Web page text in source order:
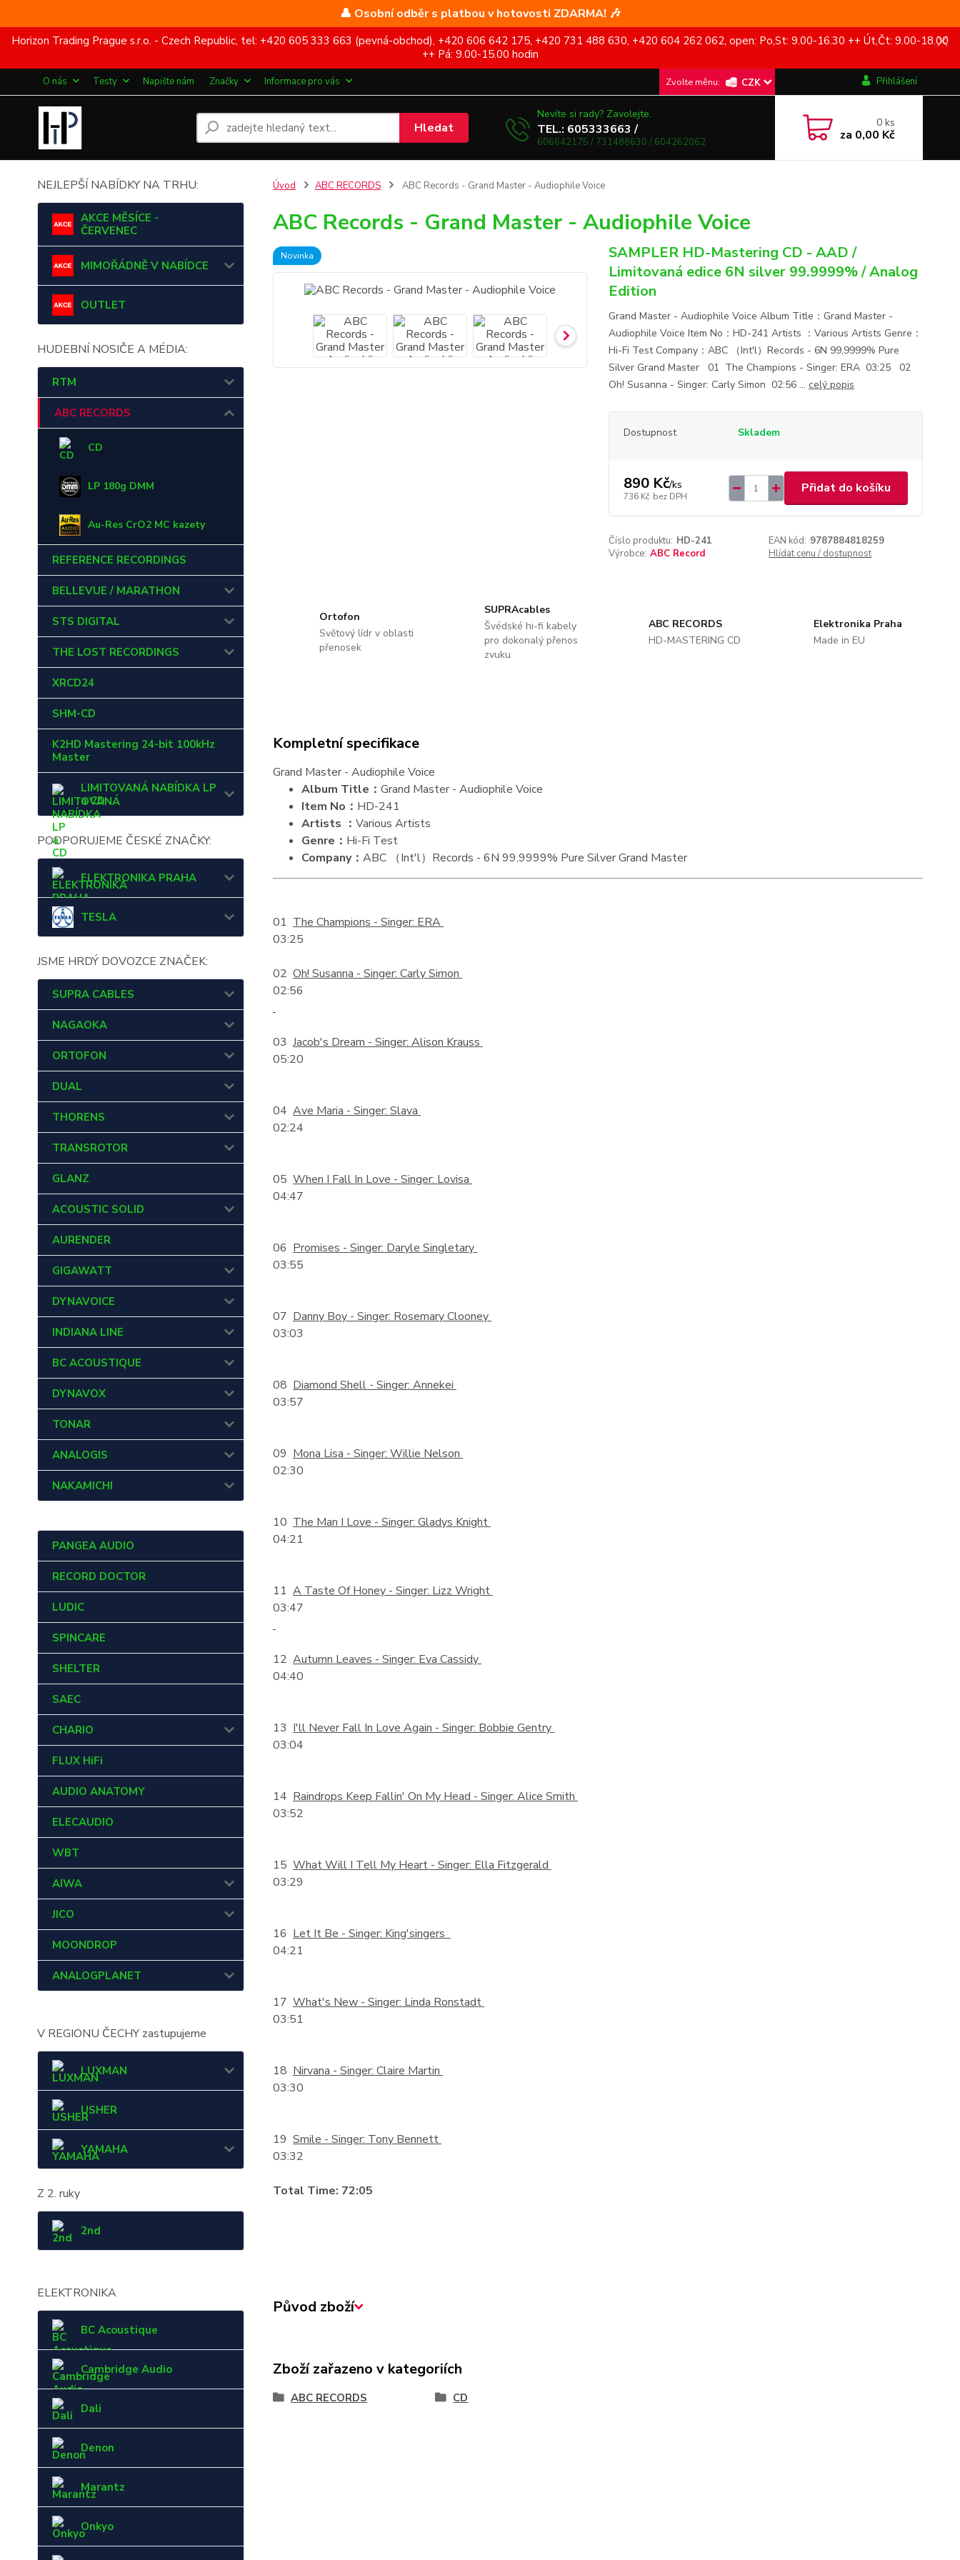
👤 Osobní odběr s platbou v hotovosti ZDARMA! 🎶
Horizon Trading Prague s.r.o. - Czech Republic, tel: +420 605 333 663 (pevná-obchod), +420 606 642 175, +420 731 488 630, +420 604 262 062, open: Po,St: 9.00-16.30 ++ Út,Čt: 9.00-18.00
++ Pá: 9.00-15.00 hodin
O nás Testy Napište nám Značky Informace pro vás CZK Přihlášení
Hledat
Nevíte si rady? Zavolejte.
TEL.: 605333663 /
606642175 / 731488630 / 604262062
0ks
za 0,00 Kč
NEJLEPŠÍ NABÍDKY NA TRHU:
AKCE MĚSÍCE -
ČERVENEC
MIMOŘÁDNĚ V NABÍDCE
OUTLET
HUDEBNÍ NOSIČE A MÉDIA:
RTM
ABC RECORDS
CD
LP 180g DMM
Au-Res CrO2 MC kazety
REFERENCE RECORDINGS
BELLEVUE / MARATHON
STS DIGITAL
THE LOST RECORDINGS
XRCD24
SHM-CD
K2HD Mastering 24-bit 100kHz
Master
LIMITOVANÁ NABÍDKA LP
a CD
PODPORUJEME ČESKÉ ZNAČKY:
ELEKTRONIKA PRAHA
TESLA
JSME HRDÝ DOVOZCE ZNAČEK:
SUPRA CABLES
NAGAOKA
ORTOFON
DUAL
THORENS
TRANSROTOR
GLANZ
ACOUSTIC SOLID
AURENDER
GIGAWATT
DYNAVOICE
INDIANA LINE
BC ACOUSTIQUE
DYNAVOX
TONAR
ANALOGIS
NAKAMICHI
PANGEA AUDIO
RECORD DOCTOR
LUDIC
SPINCARE
SHELTER
SAEC
CHARIO
FLUX HiFi
AUDIO ANATOMY
ELECAUDIO
WBT
AIWA
JICO
MOONDROP
ANALOGPLANET
V REGIONU ČECHY zastupujeme
LUXMAN
USHER
YAMAHA
Z 2. ruky
2nd
ELEKTRONIKA
BC Acoustique
Cambridge Audio
Dali
Denon
Marantz
Onkyo
Úvod ABC RECORDS ABC Records - Grand Master - Audiophile Voice
ABC Records - Grand Master - Audiophile Voice
Novinka
SAMPLER HD-Mastering CD - AAD /
Limitovaná edice 6N silver 99.9999% / Analog
Edition
Grand Master - Audiophile Voice Album Title：Grand Master -
Audiophile Voice Item No：HD-241 Artists ：Various Artists Genre：
Hi-Fi Test Company：ABC （Int'l）Records - 6N 99,9999% Pure
Silver Grand Master 01 The Champions - Singer: ERA 03:25 02
Oh! Susanna - Singer: Carly Simon 02:56 ... celý popis
Dostupnost Skladem
890 Kč/ks
736 Kč bez DPH
Přidat do košíku
Číslo produktu: HD-241 EAN kód: 9787884818259
Výrobce: ABC Record Hlídat cenu / dostupnost
Ortofon
Světový lídr v oblasti
přenosek
SUPRAcables
Švédské hi-fi kabely
pro dokonalý přenos
zvuku
ABC RECORDS
HD-MASTERING CD
Elektronika Praha
Made in EU
Kompletní specifikace
Grand Master - Audiophile Voice
Album Title： Grand Master - Audiophile Voice
Item No： HD-241
Artists ： Various Artists
Genre： Hi-Fi Test
Company： ABC （Int'l）Records - 6N 99,9999% Pure Silver Grand Master
01 The Champions - Singer: ERA
03:25
02 Oh! Susanna - Singer: Carly Simon
02:56
03 Jacob's Dream - Singer: Alison Krauss
05:20
04 Ave Maria - Singer: Slava
02:24
05 When I Fall In Love - Singer: Lovisa
04:47
06 Promises - Singer: Daryle Singletary
03:55
07 Danny Boy - Singer: Rosemary Clooney
03:03
08 Diamond Shell - Singer: Annekei
03:57
09 Mona Lisa - Singer: Willie Nelson
02:30
10 The Man I Love - Singer: Gladys Knight
04:21
11 A Taste Of Honey - Singer: Lizz Wright
03:47
12 Autumn Leaves - Singer: Eva Cassidy
04:40
13 I'll Never Fall In Love Again - Singer: Bobbie Gentry
03:04
14 Raindrops Keep Fallin' On My Head - Singer: Alice Smith
03:52
15 What Will I Tell My Heart - Singer: Ella Fitzgerald
03:29
16 Let It Be - Singer: King'singers
04:21
17 What's New - Singer: Linda Ronstadt
03:51
18 Nirvana - Singer: Claire Martin
03:30
19 Smile - Singer: Tony Bennett
03:32
Total Time: 72:05
Původ zboží
Zboží zařazeno v kategoriích
ABC RECORDS CD